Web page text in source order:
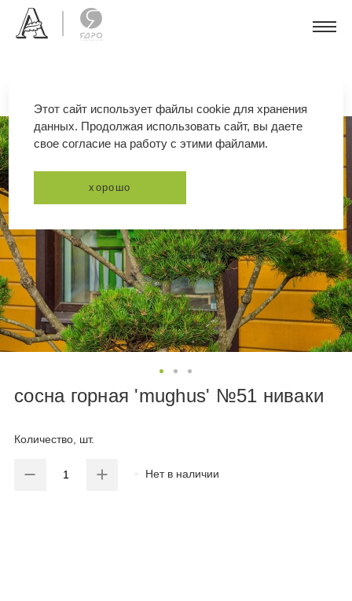
сосна горная 'mughus' №51 ниваки
Количество, шт.
Нет в наличии
Этот сайт использует файлы cookie для хранения
данных. Продолжая использовать сайт, вы даете
свое согласие на работу с этими файлами.
хорошо